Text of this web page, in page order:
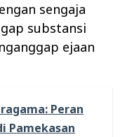
sengaja
substansi
ejaan
Peran
Pamekasan